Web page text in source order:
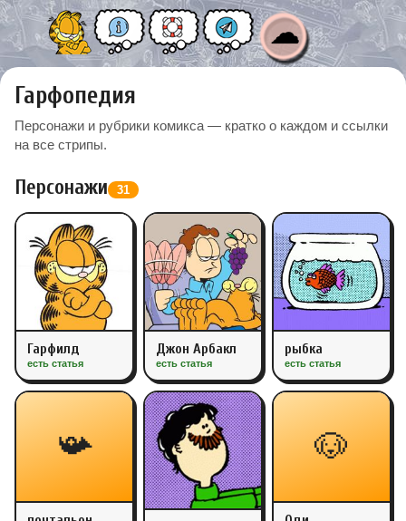
☁
Гарфопедия
Персонажи и рубрики комикса — кратко о каждом и ссылки
на все стрипы.
Персонажи 31
Гарфилд
есть статья
Джон Арбакл
есть статья
рыбка
есть статья
📯 🐶